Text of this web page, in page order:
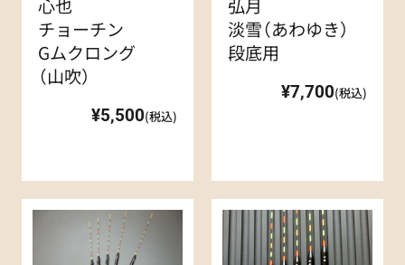
チョーチン
Gムクロング
（山吹）
¥5,500(税込)
淡雪（あわゆき）
段底用
¥7,700(税込)